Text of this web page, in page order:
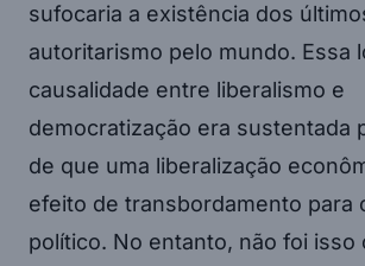
sufocaria a existência dos
autoritarismo pelo mundo. Essa
causalidade entre liberalismo e
democratização era sustentada
de que uma liberalização
efeito de transbordamento para
político. No entanto, não foi isso